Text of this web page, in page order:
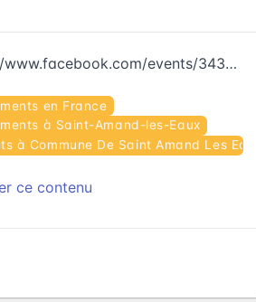
https://www.facebook.com/events/343224239388550
en France
à Saint-Amand-les-Eaux
à Commune De Saint Amand Les Eaux
ce contenu